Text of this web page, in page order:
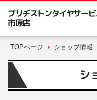
ブリヂストンタイヤサー
市原店
TOPページ ショップ情報
シ